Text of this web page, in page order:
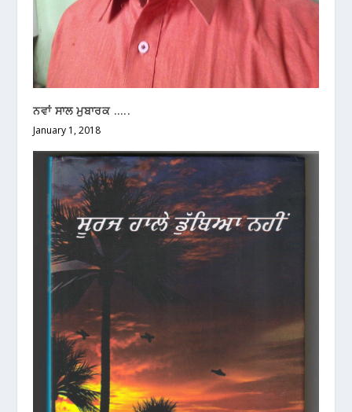
ਨਵਾਂ ਸਾਲ ਮੁਬਾਰਕ …..
January 1, 2018